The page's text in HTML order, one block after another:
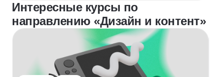
Интересные курсы по
направлению «Дизайн и контент»